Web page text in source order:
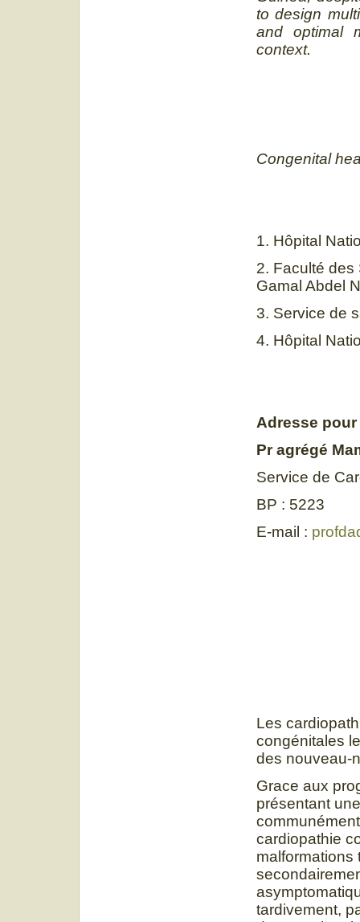
to design
and optimal
context.
Congenital
1. Hôpital
2. Faculté des
Gamal Abdel
3. Service de
4. Hôpital
Adresse
Pr agrégé
Service de
BP : 5223
E-mail :
Les
congénitales
des nouveau-
Grace aux
présentant
cardiopathie
malformations
tardivement,